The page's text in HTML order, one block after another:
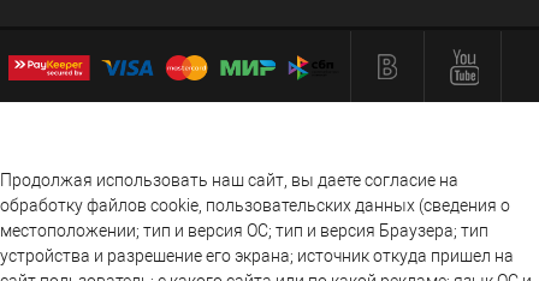
Продолжая использовать наш сайт, вы даете согласие на
обработку файлов cookie, пользовательских данных (сведения о
местоположении; тип и версия ОС; тип и версия Браузера; тип
устройства и разрешение его экрана; источник откуда пришел на